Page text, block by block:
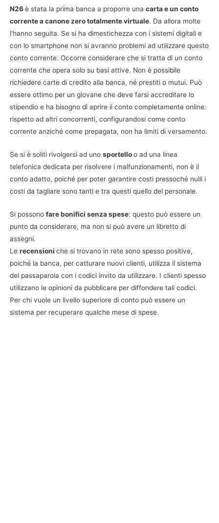
N26è stata la prima banca a proporre una carta e un conto
corrente a canone zero totalmente virtuale. Da allora molte
l’hanno seguita. Se si ha dimestichezza con i sistemi digitali e
con lo smartphone non si avranno problemi ad utilizzare questo
conto corrente. Occorre considerare che si tratta di un conto
corrente che opera solo su basi attive. Non è possibile
richiedere carte di credito alla banca, né prestiti o mutui. Può
essere ottimo per un giovane che deve farsi accreditare lo
stipendio e ha bisogno di aprire il conto completamente online:
rispetto ad altri concorrenti, configurandosi come conto
corrente anziché come prepagata, non ha limiti di versamento.
Se si è soliti rivolgersi ad uno sportelloo ad una linea
telefonica dedicata per risolvere i malfunzionamenti, non è il
conto adatto, poiché per poter garantire costi pressoché nulli i
costi da tagliare sono tanti e tra questi quello del personale.
Si possono fare bonifici senza spese: questo può essere un
punto da considerare, ma non si può avere un libretto di
assegni.
Le recensioni che si trovano in rete sono spesso positive,
poiché la banca, per catturare nuovi clienti, utilizza il sistema
del passaparola con i codici invito da utilizzare. I clienti spesso
utilizzano le opinioni da pubblicare per diffondere tali codici.
Per chi vuole un livello superiore di conto può essere un
sistema per recuperare qualche mese di spese.